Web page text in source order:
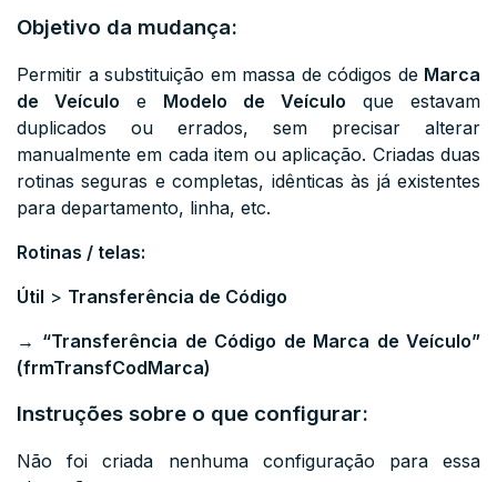
Objetivo da mudança:
Permitir a substituição em massa de códigos de Marca
de Veículo e Modelo de Veículo que estavam
duplicados ou errados, sem precisar alterar
manualmente em cada item ou aplicação. Criadas duas
rotinas seguras e completas, idênticas às já existentes
para departamento, linha, etc.
Rotinas / telas:
Útil > Transferência de Código
→ “Transferência de Código de Marca de Veículo”
(frmTransfCodMarca)
Instruções sobre o que configurar:
Não foi criada nenhuma configuração para essa